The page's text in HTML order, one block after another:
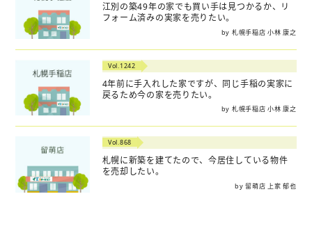
江別の築49年の家でも買い手は見つかるか、リ
フォーム済みの実家を売りたい。
by 札幌手稲店 小林 康之
Vol.1242
4年前に手入れした家ですが、同じ手稲の実家に
戻るため今の家を売りたい。
by 札幌手稲店 小林 康之
Vol.868
札幌に新築を建てたので、今居住している物件
を売却したい。
by 留萌店 上家 郁也